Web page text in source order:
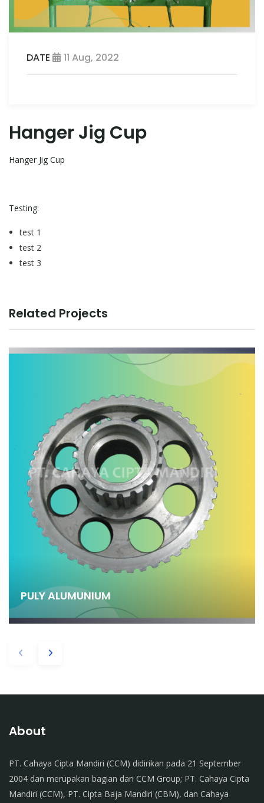
DATE 11 Aug, 2022
Hanger Jig Cup
Hanger Jig Cup
Testing:
test 1
test 2
test 3
Related Projects
PULY ALUMUNIUM
About
PT. Cahaya Cipta Mandiri (CCM) didirikan pada 21 September
2004 dan merupakan bagian dari CCM Group; PT. Cahaya Cipta
Mandiri (CCM), PT. Cipta Baja Mandiri (CBM), dan Cahaya